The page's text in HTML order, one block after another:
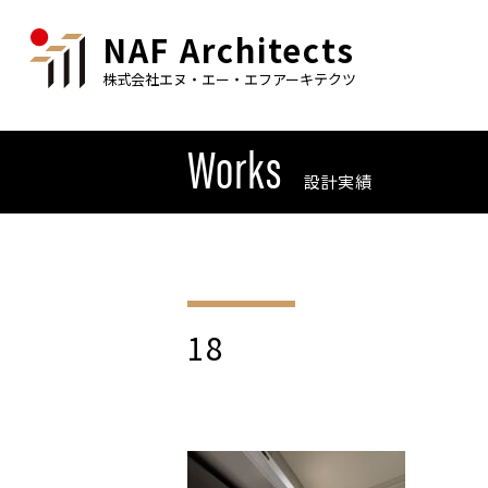
NAF Architects
株式会社エヌ・エー・エフアーキテクツ
Works 設計実績
18